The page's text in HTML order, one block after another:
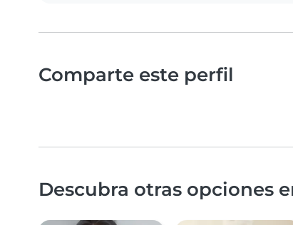
Comparte este perfil
Descubra otras opciones